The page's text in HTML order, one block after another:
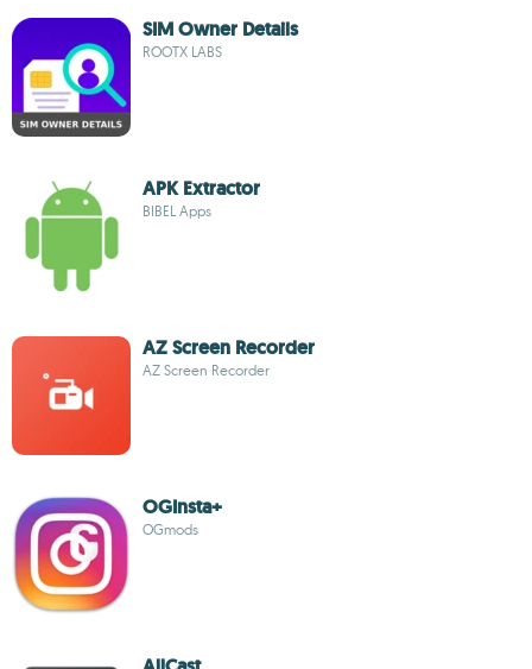
SIM Owner Details
ROOTX LABS
APK Extractor
BIBEL Apps
AZ Screen Recorder
AZ Screen Recorder
OGInsta+
OGmods